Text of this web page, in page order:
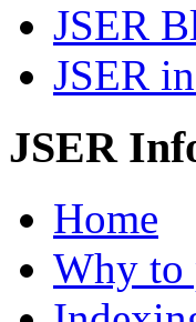
JSER
JSER
JSER
Home
Why to